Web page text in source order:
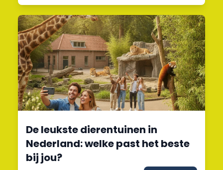
De leukste dierentuinen in
Nederland: welke past het beste
bij jou?